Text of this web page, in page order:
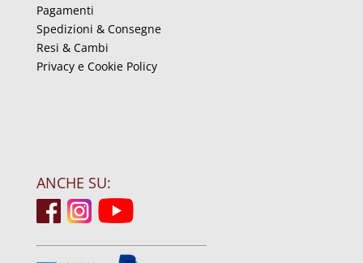
Pagamenti
Spedizioni & Consegne
Resi & Cambi
Privacy e Cookie Policy
ANCHE SU: